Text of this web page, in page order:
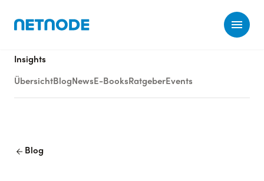
Insights
Übersicht Blog News E-Books Ratgeber Events
arrow_back Blog